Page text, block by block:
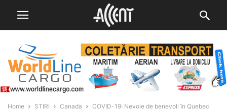
Home STIRI Canada COVID-19: Nevoie de benevoli în Quebec